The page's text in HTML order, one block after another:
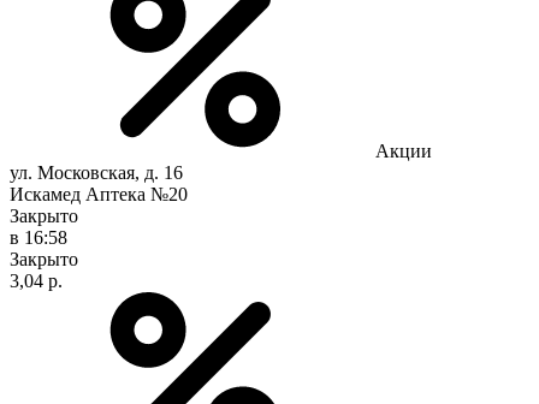
Акции
ул. Московская, д. 16
Искамед Аптека №20
Закрыто
в 16:58
Закрыто
3,04 р.